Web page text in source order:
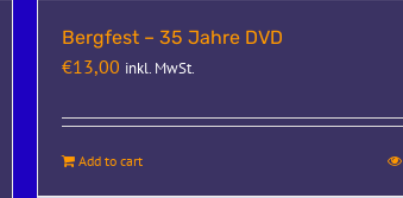
Bergfest – 35 Jahre DVD
€13,00 inkl. MwSt.
Add to cart